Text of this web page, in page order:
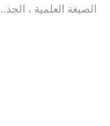
الصيغة العلمية ،